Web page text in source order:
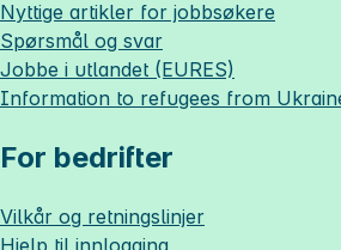
Nyttige artikler for jobbsøkere
Spørsmål og svar
Jobbe i utlandet (EURES)
Information to refugees from
For bedrifter
Vilkår og retningslinjer